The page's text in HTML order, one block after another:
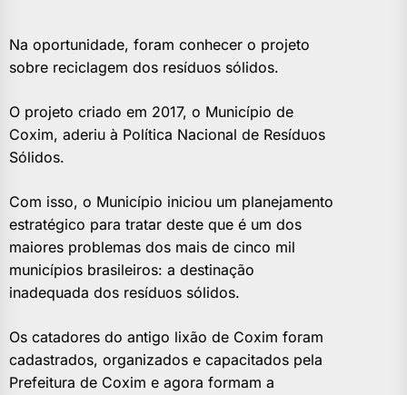
Na oportunidade, foram conhecer o projeto
sobre reciclagem dos resíduos sólidos.
O projeto criado em 2017, o Município de
Coxim, aderiu à Política Nacional de Resíduos
Sólidos.
Com isso, o Município iniciou um planejamento
estratégico para tratar deste que é um dos
maiores problemas dos mais de cinco mil
municípios brasileiros: a destinação
inadequada dos resíduos sólidos.
Os catadores do antigo lixão de Coxim foram
cadastrados, organizados e capacitados pela
Prefeitura de Coxim e agora formam a